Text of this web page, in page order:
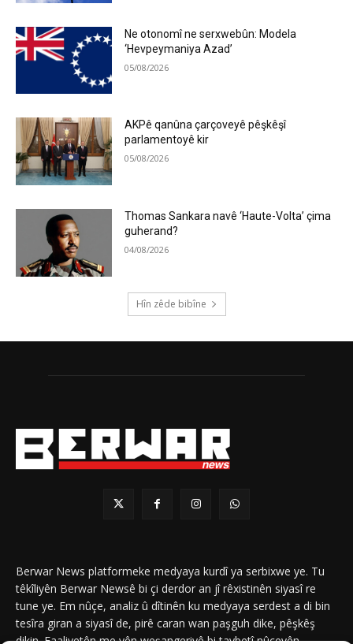
Ne otonomî ne serxwebûn: Modela
‘Hevpeymaniya Azad’
05/08/2026
AKPê qanûna çarçoveyê pêşkêşî
parlamentoyê kir
05/08/2026
Thomas Sankara navê ‘Haute-Volta’ çima
guherand?
04/08/2026
Hîn zêde bibîne
Berwar News platformeke medyaya kurdî ya serbixwe ye. Tu
têkîliyên Berwar Newsê bi çi derdor an jî rêxistinên siyasî re
tune ye. Em nûçe, analiz û dîtinên ku medyaya serdest a di bin
tesîra giran a siyasî de, pirê caran wan paşguh dike, pêşkêş
dikin. Faaliyetên me yên weşangeriyê bi taybetî nûçeyên